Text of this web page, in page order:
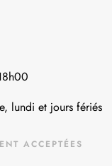
lundi et jours fériés
ACCEPTÉES